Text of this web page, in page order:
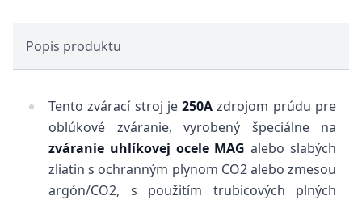
Popis produktu
Tento zvárací stroj je250A zdrojom prúdu pre
oblúkové zváranie, vyrobený špeciálne na
zváranie uhlíkovej ocele MAG alebo slabých
zliatin s ochranným plynom CO2 alebo zmesou
argón/CO2, s použitím trubicových plných